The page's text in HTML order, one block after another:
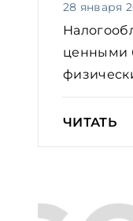
28 января
ценными
ЧИТАТЬ